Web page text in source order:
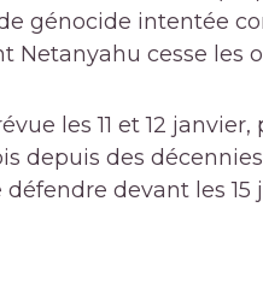
génocide intentée
Netanyahu cesse les
les 11 et 12
depuis des
devant les 15